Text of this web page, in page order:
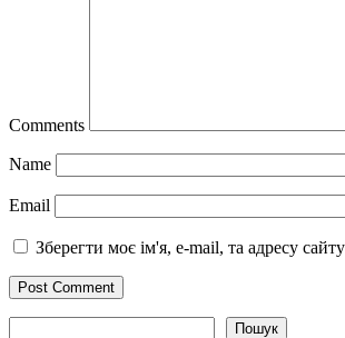
Comments
Name
Email
Зберегти моє ім'я, e-mail, та адресу
Пошук